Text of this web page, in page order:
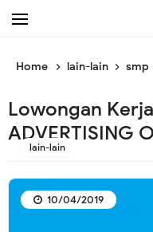
/*
Home lain-lain smp
Lowongan
ADVERTISING
lain-lain
10/04/2019